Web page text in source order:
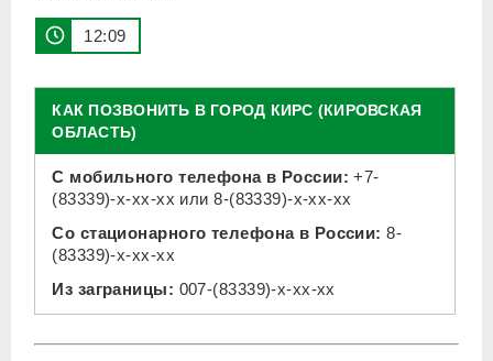
12 09
КАК ПОЗВОНИТЬ В ГОРОД КИРС (КИРОВСКАЯ
ОБЛАСТЬ)
С мобильного телефона в России: +7-
(83339)-x-xx-xx или8-(83339)-x-xx-xx
Со стационарного телефона в России: 8-
(83339)-x-xx-xx
Из заграницы: 007-(83339)-x-xx-xx